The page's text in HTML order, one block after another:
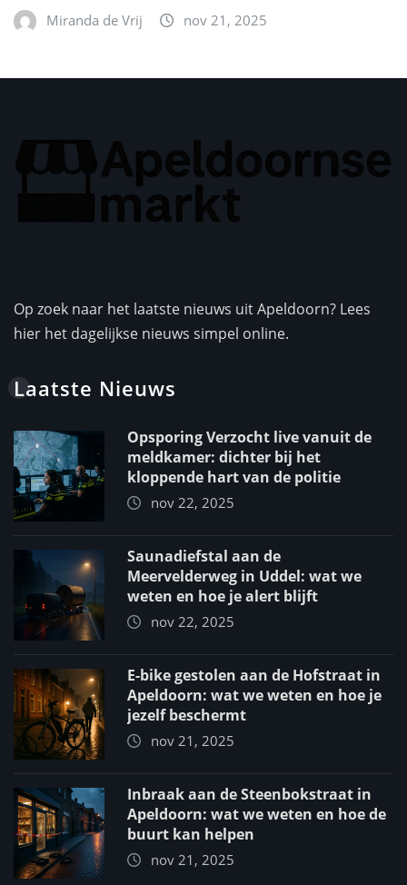
Miranda de Vrij nov 21, 2025
Op zoek naar het laatste nieuws uit Apeldoorn? Lees
hier het dagelijkse nieuws simpel online.
Laatste Nieuws
Opsporing Verzocht live vanuit de
meldkamer: dichter bij het
kloppende hart van de politie
nov 22, 2025
Saunadiefstal aan de
Meervelderweg in Uddel: wat we
weten en hoe je alert blijft
nov 22, 2025
E-bike gestolen aan de Hofstraat in
Apeldoorn: wat we weten en hoe je
jezelf beschermt
nov 21, 2025
Inbraak aan de Steenbokstraat in
Apeldoorn: wat we weten en hoe de
buurt kan helpen
nov 21, 2025